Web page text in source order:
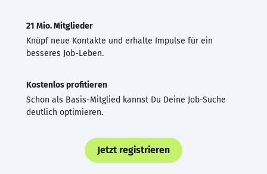
21 Mio. Mitglieder
Knüpf neue Kontakte und erhalte Impulse für ein
besseres Job-Leben.
Kostenlos profitieren
Schon als Basis-Mitglied kannst Du Deine Job-Suche
deutlich optimieren.
Jetzt registrieren